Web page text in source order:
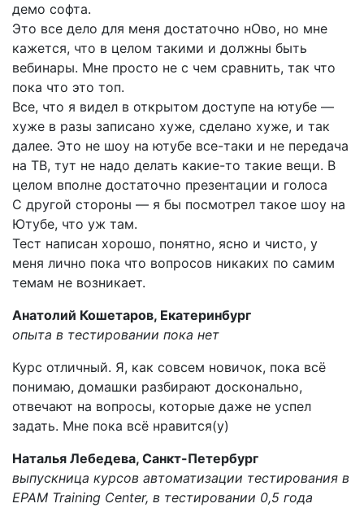
демо софта.
Это все дело для меня достаточно нОво, но мне
кажется, что в целом такими и должны быть
вебинары. Мне просто не с чем сравнить, так что
пока что это топ.
Все, что я видел в открытом доступе на ютубе —
хуже в разы записано хуже, сделано хуже, и так
далее. Это не шоу на ютубе все-таки и не передача
на ТВ, тут не надо делать какие-то такие вещи. В
целом вполне достаточно презентации и голоса
С другой стороны — я бы посмотрел такое шоу на
Ютубе, что уж там.
Тест написан хорошо, понятно, ясно и чисто, у
меня лично пока что вопросов никаких по самим
темам не возникает.
Анатолий Кошетаров, Екатеринбург
опыта в тестировании пока нет
Курс отличный. Я, как совсем новичок, пока всё
понимаю, домашки разбирают досконально,
отвечают на вопросы, которые даже не успел
задать. Мне пока всё нравится(y)
Наталья Лебедева, Санкт-Петербург
выпускница курсов автоматизации тестирования в
EPAM Training Center, в тестировании 0,5 года